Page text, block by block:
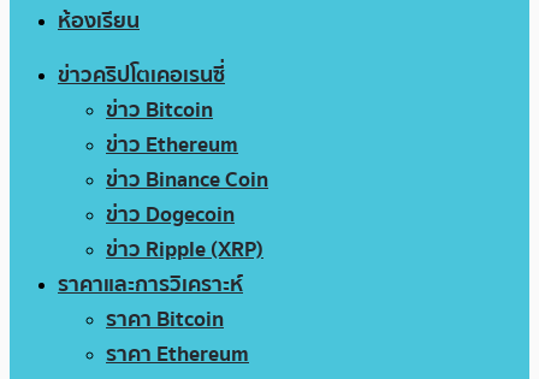
ห้องเรียน
ข่าวคริปโตเคอเรนซี่
ข่าว Bitcoin
ข่าว Ethereum
ข่าว Binance Coin
ข่าว Dogecoin
ข่าว Ripple (XRP)
ราคาและการวิเคราะห์
ราคา Bitcoin
ราคา Ethereum